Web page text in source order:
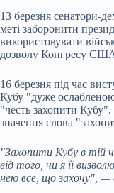
13 березня сенатори-
меті заборонити
використовувати
дозволу Конгресу
16 березня під час
Кубу "дуже
"честь захопити
значення слова
"Захопити Кубу в тій
від того, чи я її
нею все, що захочу", —